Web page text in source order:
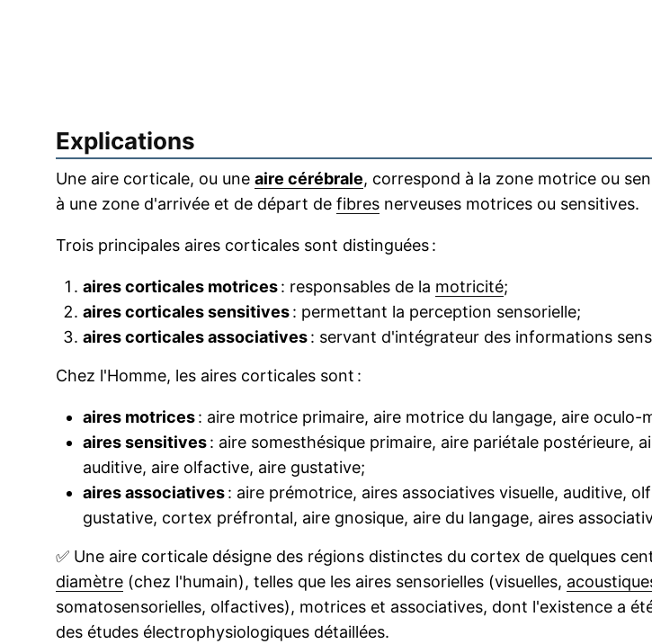
Explications
Une aire corticale, ou une aire cérébrale, correspond à la zone motrice ou
à une zone d'arrivée et de départ de fibres nerveuses motrices ou sensitives.
Trois principales aires corticales sont distinguées :
aires corticales motrices: responsables de la motricité;
aires corticales sensitives: permettant la perception sensorielle;
aires corticales associatives: servant d'intégrateur des informations
Chez l'Homme, les aires corticales sont :
aires motrices: aire motrice primaire, aire motrice du langage, aire oculo-
aires sensitives: aire somesthésique primaire, aire pariétale postérieure,
auditive, aire olfactive, aire gustative;
aires associatives: aire prémotrice, aires associatives visuelle, auditive,
gustative, cortex préfrontal, aire gnosique, aire du langage, aires
✅ Une aire corticale désigne des régions distinctes du cortex de quelques
diamètre (chez l'humain), telles que les aires sensorielles (visuelles,
somatosensorielles, olfactives), motrices et associatives, dont l'existence a
des études électrophysiologiques détaillées.